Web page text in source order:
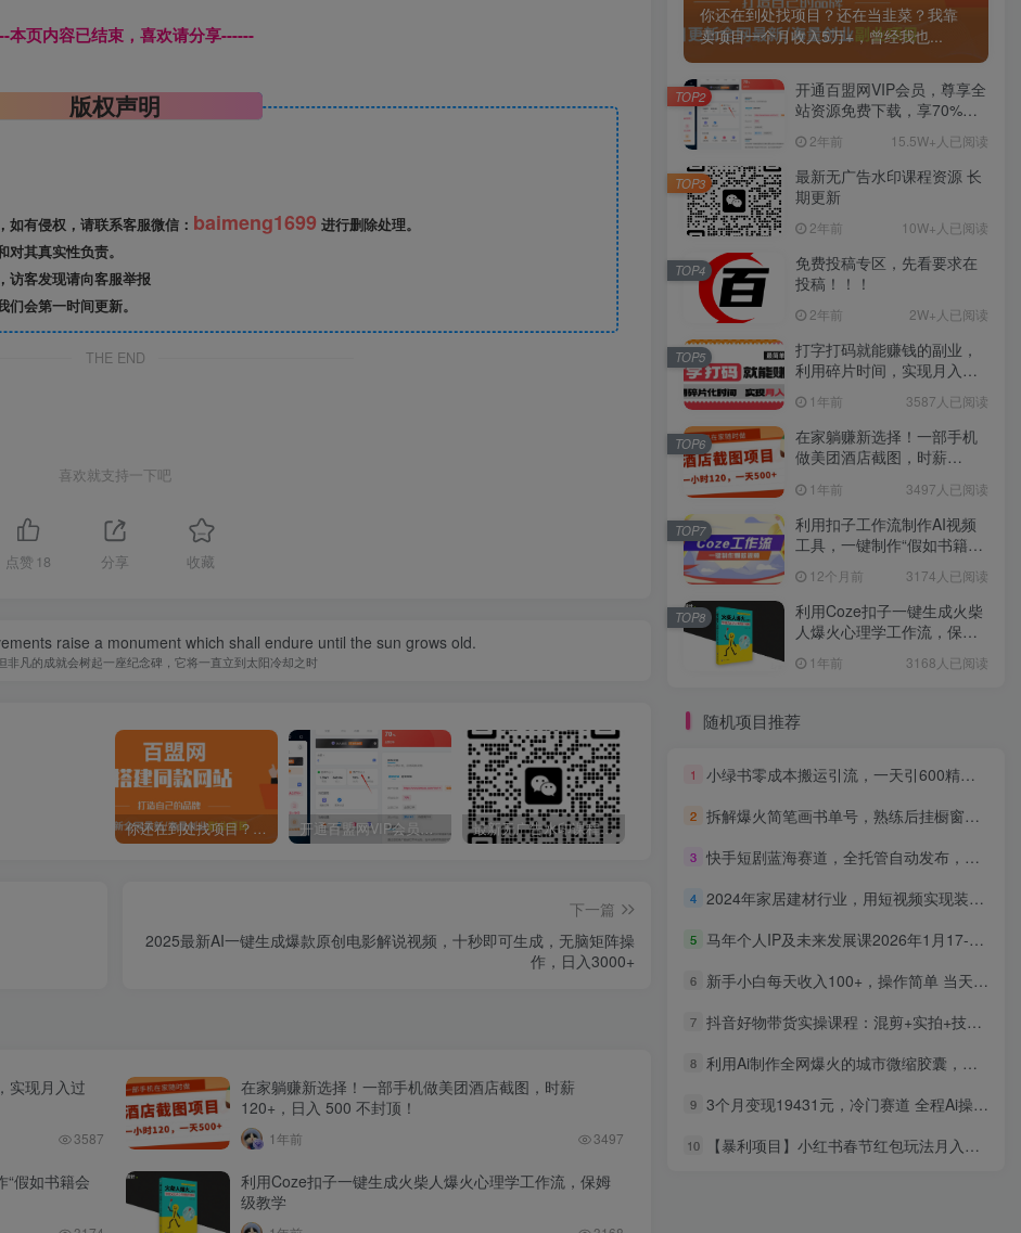
本页内容已结束，喜欢请分享------
版权声明
有侵权，请联系客服微信： baimeng1699 进行删除处理。
其真实性负责。
访客发现请向客服举报
会第一时间更新。
THE END
喜欢就支持一下吧
点赞 18 分享 收藏
raise a monument which shall endure until the sun grows old.
非凡的成就会树起一座纪念碑，它将一直立到太阳冷却之时
你还在到处找项目？还在当韭菜？我靠卖项目一个月收入5万+，曾经我也是个失败者。 最新无广告水印课程资源 长期更新 免费投稿专区，先看要求在投稿！！！ 打字打码就能赚钱的副业，利用碎片时间，实现月入过万，简单的赚钱小副业
下一篇
2025最新AI一键生成爆款原创电影解说视频，十秒即可生成，无脑矩阵操
作，日入3000+
实现月入过
3587
在家躺赚新选择！一部手机做美团酒店截图，时薪
120+，日入 500 不封顶！
1年前 3497
“假如书籍会
利用Coze扣子一键生成火柴人爆火心理学工作流，保姆
级教学
你还在到处找项目？还在当韭菜？我靠
卖项目一个月收入5万+，曾经我也...
开通百盟网VIP会员，尊享全
站资源免费下载，享70%的
惠】2年前 15.5W+人已阅读
TOP2
最新无广告水印课程资源 长
期更新
2年前 10W+人已阅读
TOP3
免费投稿专区，先看要求在
投稿！！！
2年前 2W+人已阅读
TOP4
打字打码就能赚钱的副业，
利用碎片时间，实现月入过
1年前 3587人已阅读
TOP5
在家躺赚新选择！一部手机
做美团酒店截图，时薪
1年前 3497人已阅读
TOP6
利用扣子工作流制作AI视频
工具，一键制作“假如书籍会
12个月前 3174人已阅读
TOP7
利用Coze扣子一键生成火柴
人爆火心理学工作流，保姆
1年前 3168人已阅读
TOP8
随机项目推荐
1 小绿书零成本搬运引流，一天引600精准创业粉，微信生态内赚钱的机会来了
2 拆解爆火简笔画书单号，熟练后挂橱窗售卖书籍产品轻松月赚上万
3 快手短剧蓝海赛道，全托管自动发布，多号操作轻松放大收益
4 2024年家居建材行业，用短视频实现装修客户翻10倍（56节高清无水印）
5 马年个人IP及未来发展课2026年1月17-18，提升个人品牌、职业规划、自我成长，向有结果的人学习
6 新手小白每天收入100+，操作简单 当天学会 ，适合所有人的副业
7 抖音好物带货实操课程：混剪+实拍+技巧+带货：从0到1实操（价值1688）
8 利用Ai制作全网爆火的城市微缩胶囊，条条爆款，多平台分发，轻松日入四位数
9 3个月变现19431元，冷门赛道 全程Ai操作，新手2天学会！
10 【暴利项目】小红书春节红包玩法月入5W的完整拆解(年货季可复制)